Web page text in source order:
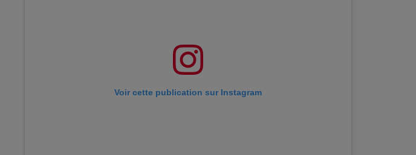
Voir cette publication sur Instagram